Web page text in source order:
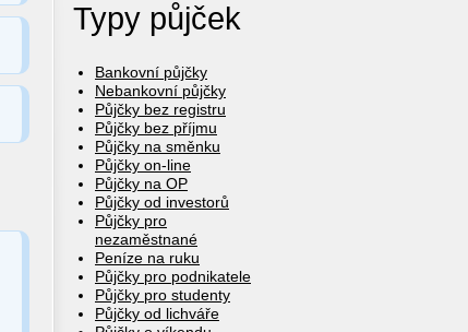
Typy půjček
Bankovní půjčky
Nebankovní půjčky
Půjčky bez registru
Půjčky bez příjmu
Půjčky na směnku
Půjčky on-line
Půjčky na OP
Půjčky od investorů
Půjčky pro
nezaměstnané
Peníze na ruku
Půjčky pro podnikatele
Půjčky pro studenty
Půjčky od lichváře